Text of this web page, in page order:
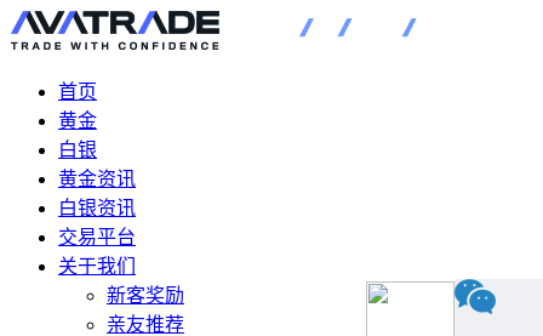
首页
黄金
白银
黄金资讯
白银资讯
交易平台
关于我们
新客奖励
亲友推荐